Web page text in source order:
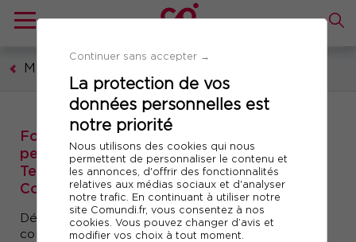
Continuer sans accepter →
La protection de vos
données personnelles est
notre priorité
Nous utilisons des cookies qui nous
permettent de personnaliser le contenu et
les annonces, d'offrir des fonctionnalités
relatives aux médias sociaux et d'analyser
notre trafic. En continuant à utiliser notre
site Comundi.fr, vous consentez à nos
cookies. Vous pouvez changer d’avis et
modifier vos choix à tout moment.
Management et leadership
Formation : Augmenter sa force de
persuasion et son pouvoir d'influence -
Techniques d'Engagement, Rhétorique et
Communication Persuasive
Développer son pouvoir d’influence à travers la
communication engageante